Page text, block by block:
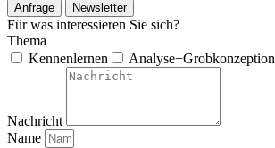
Anfrage Newsletter
Für was interessieren Sie sich?
Thema
Kennenlernen
Analyse+Grobkonzeption
Nachricht
Name